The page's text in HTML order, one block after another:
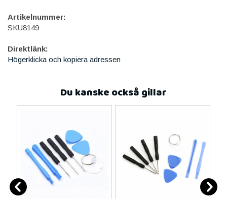
Artikelnummer:
SKU8149
Direktlänk:
Högerklicka och kopiera adressen
Du kanske också gillar